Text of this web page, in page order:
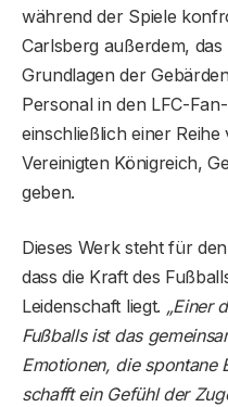
während der Spiele
Carlsberg außerdem,
Grundlagen der
Personal in den LFC-
einschließlich einer
Vereinigten Königreich,
geben.
Dieses Werk steht für
dass die Kraft des
Leidenschaft liegt. „Einer
Fußballs ist das
Emotionen, die spontane
schafft ein Gefühl der